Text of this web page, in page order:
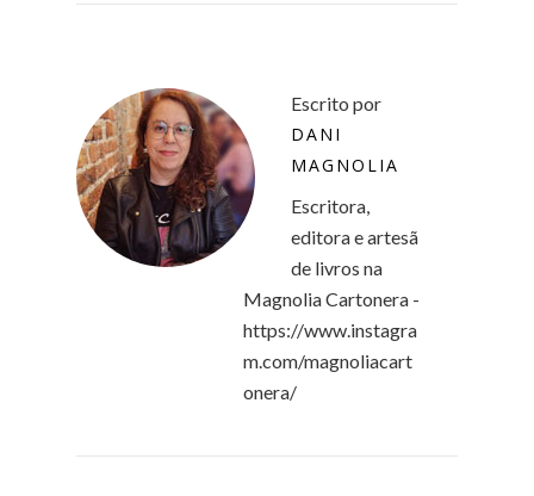
Escrito por
DANI
MAGNOLIA
Escritora,
editora e artesã
de livros na
Magnolia Cartonera -
https://www.instagra
m.com/magnoliacart
onera/